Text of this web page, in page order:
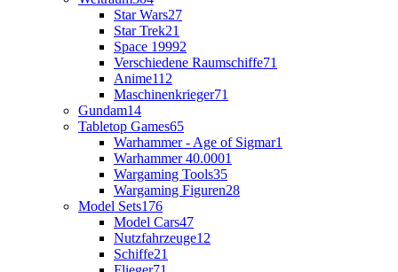
Star Wars27
Star Trek21
Space 19992
Verschiedene Raumschiffe71
Anime112
Maschinenkrieger71
Gundam14
Tabletop Games65
Warhammer - Age of Sigmar1
Warhammer 40.0001
Wargaming Tools35
Wargaming Figuren28
Model Sets176
Model Cars47
Nutzfahrzeuge12
Schiffe21